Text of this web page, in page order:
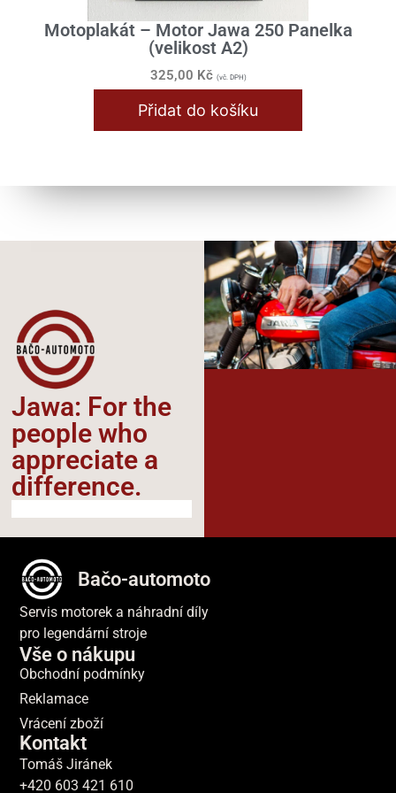
Motoplakát – Motor Jawa 250 Panelka
(velikost A2)
325,00 Kč (vč. DPH)
Přidat do košíku
Jawa: For the
people who
appreciate a
difference.​
Bačo-automoto
Servis motorek a náhradní díly
pro legendární stroje
Vše o nákupu
Obchodní podmínky
Reklamace
Vrácení zboží
Kontakt
Tomáš Jiránek
+420 603 421 610